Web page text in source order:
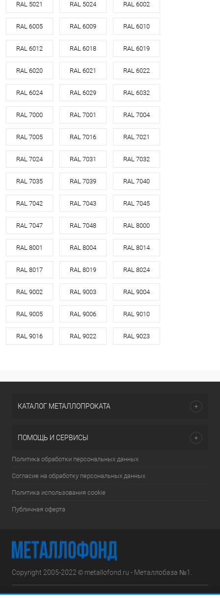
RAL 5021 RAL 5024 RAL 6002
RAL 6005 RAL 6009 RAL 6010
RAL 6012 RAL 6018 RAL 6019
RAL 6020 RAL 6021 RAL 6022
RAL 6024 RAL 6029 RAL 6032
RAL 7000 RAL 7001 RAL 7004
RAL 7005 RAL 7016 RAL 7021
RAL 7024 RAL 7031 RAL 7032
RAL 7035 RAL 7039 RAL 7040
RAL 7042 RAL 7043 RAL 7045
RAL 7047 RAL 7048 RAL 8000
RAL 8001 RAL 8004 RAL 8014
RAL 8017 RAL 8019 RAL 8024
RAL 9002 RAL 9003 RAL 9004
RAL 9005 RAL 9006 RAL 9010
RAL 9016 RAL 9022 RAL 9023
КАТАЛОГ МЕТАЛЛОПРОКАТА
ПОМОЩЬ И СЕРВИСЫ
Политика обработки персональных данных
Согласие на обработку персональных данных
Политика использования cookie
Публичная оферта
Copyright 2005-2022 © metallofond.ru - Металлобаза №1.
Московская область, Ступинский р-н, д.Сотниково,